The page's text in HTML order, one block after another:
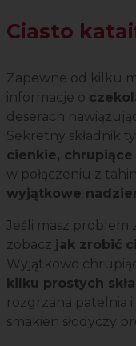
Ciasto
Zapewne od kilku
informacje o
deserach
Sekretny składnik
cienkie,
w połączeniu z
wyjątkowe
Jeśli masz problem
zobacz jak zrobić
Wyjątkowo
kilku prostych
rozgrzana patelnia i
smakien słodyczy